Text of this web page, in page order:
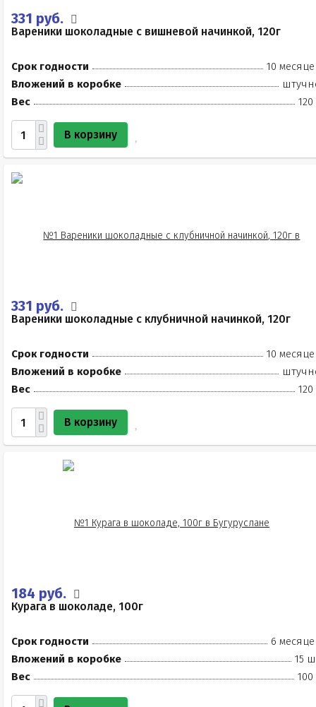
331 руб.
Вареники шоколадные с вишневой начинкой, 120г
Срок годности
10
Вложений в коробке
Вес
120
В корзину
331 руб.
Вареники шоколадные с клубничной начинкой, 120г
Срок годности
10
Вложений в коробке
Вес
120
В корзину
184 руб.
Курага в шоколаде, 100г
Срок годности
6
Вложений в коробке
15
Вес
100